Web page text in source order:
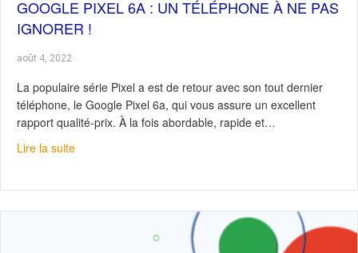
GOOGLE PIXEL 6A : UN TÉLÉPHONE À NE PAS
IGNORER !
août 4, 2022
La populaire série Pixel a est de retour avec son tout dernier
téléphone, le Google Pixel 6a, qui vous assure un excellent
rapport qualité-prix. À la fois abordable, rapide et…
Lire la suiteabout Google Pixel 6a : un téléphone à ne pas ignorer !